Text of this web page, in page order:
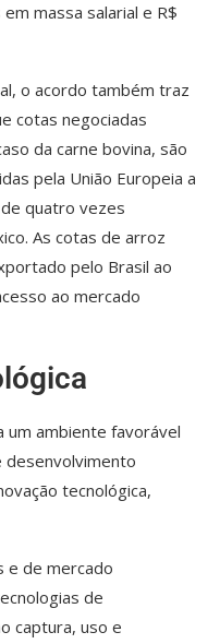
massa salarial e R$
o acordo também traz
cotas negociadas
da carne bovina, são
pela União Europeia a
quatro vezes
As cotas de arroz
pelo Brasil ao
ao mercado
um ambiente favorável
desenvolvimento
tecnológica,
e de mercado
de
captura, uso e